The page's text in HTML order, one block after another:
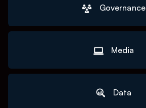
Governance
Media
Data